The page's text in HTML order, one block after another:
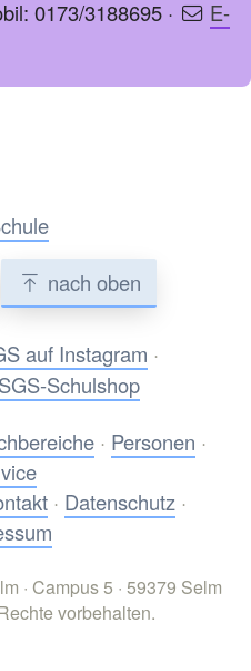
0173/3188695 ·
E-
nach oben
auf Instagram ·
Schulshop
· Personen ·
· Datenschutz ·
· Campus 5 · 59379 Selm
vorbehalten.